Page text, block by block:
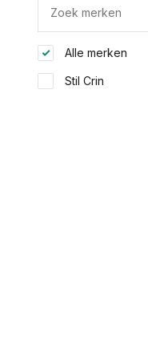
Alle merken
Stil Crin